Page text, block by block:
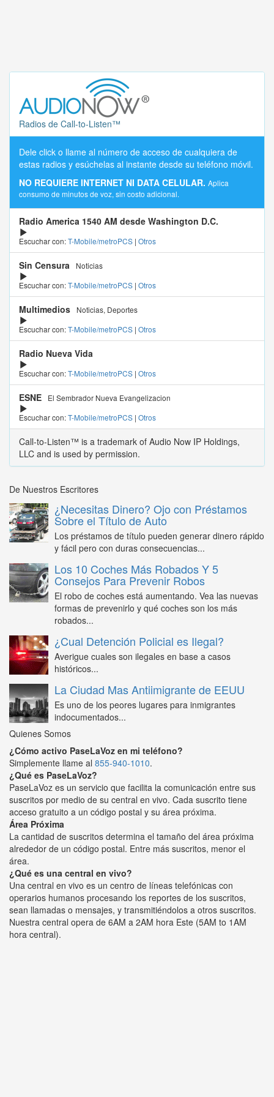
Radios de Call-to-Listen™
Dele click o llame al número de acceso de cualquiera de
estas radios y esúchelas al instante desde su teléfono móvil.
NO REQUIERE INTERNET NI DATA CELULAR. Aplica
consumo de minutos de voz, sin costo adicional.
Radio America 1540 AM desde Washington D.C.
Escuchar con:T-Mobile/metroPCS | Otros
Sin Censura
Noticias
Escuchar con:T-Mobile/metroPCS | Otros
Multimedios
Noticias, Deportes
Escuchar con:T-Mobile/metroPCS | Otros
Radio Nueva Vida
Escuchar con:T-Mobile/metroPCS | Otros
ESNE
El Sembrador Nueva Evangelizacion
Escuchar con:T-Mobile/metroPCS | Otros
Call-to-Listen™ is a trademark of Audio Now IP Holdings,
LLC and is used by permission.
De Nuestros Escritores
¿Necesitas Dinero? Ojo con Préstamos
Sobre el Título de Auto
Los préstamos de título pueden generar dinero rápido
y fácil pero con duras consecuencias...
Los 10 Coches Más Robados Y 5
Consejos Para Prevenir Robos
El robo de coches está aumentando. Vea las nuevas
formas de prevenirlo y qué coches son los más
robados...
¿Cual Detención Policial es Ilegal?
Averigue cuales son ilegales en base a casos
históricos...
La Ciudad Mas Antiimigrante de EEUU
Es uno de los peores lugares para inmigrantes
indocumentados...
Quienes Somos
¿Cómo activo PaseLaVoz en mi teléfono?
Simplemente llame al 855-940-1010.
¿Qué es PaseLaVoz?
PaseLaVoz es un servicio que facilita la comunicación entre sus
suscritos por medio de su central en vivo. Cada suscrito tiene
acceso gratuito a un código postal y su área próxima.
Área Próxima
La cantidad de suscritos determina el tamaño del área próxima
alrededor de un código postal. Entre más suscritos, menor el
área.
¿Qué es una central en vivo?
Una central en vivo es un centro de líneas telefónicas con
operarios humanos procesando los reportes de los suscritos,
sean llamadas o mensajes, y transmitiéndolos a otros suscritos.
Nuestra central opera de 6AM a 2AM hora Este (5AM to 1AM
hora central).